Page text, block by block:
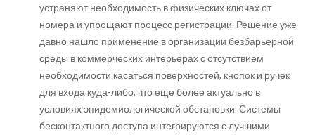
устраняют необходимость в физических ключах от
номера и упрощают процесс регистрации. Решение уже
давно нашло применение в организации безбарьерной
среды в коммерческих интерьерах с отсутствием
необходимости касаться поверхностей, кнопок и ручек
для входа куда-либо, что еще более актуально в
условиях эпидемиологической обстановки. Системы
бесконтактного доступа интегрируются с лучшими